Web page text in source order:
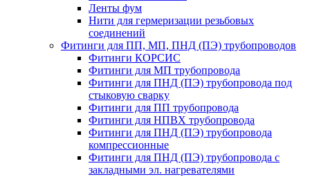
Ленты фум
Нити для гермеризации резьбовых
соединений
Фитинги для ПП, МП, ПНД (ПЭ) трубопроводов
Фитинги КОРСИС
Фитинги для МП трубопровода
Фитинги для ПНД (ПЭ) трубопровода под
стыковую сварку
Фитинги для ПП трубопровода
Фитинги для НПВХ трубопровода
Фитинги для ПНД (ПЭ) трубопровода
компрессионные
Фитинги для ПНД (ПЭ) трубопровода с
закладными эл. нагревателями